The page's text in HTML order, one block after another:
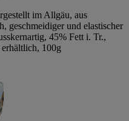
im Allgäu, aus
geschmeidiger und elastischer
45% Fett i. Tr.,
100g